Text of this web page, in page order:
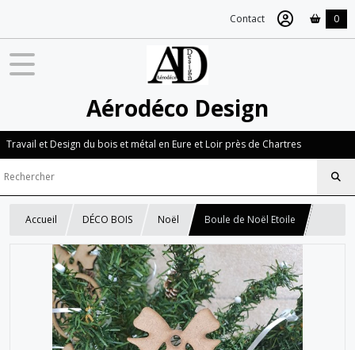
Contact 0
Aérodéco Design
Travail et Design du bois et métal en Eure et Loir près de Chartres
Accueil DÉCO BOIS Noël Boule de Noël Etoile